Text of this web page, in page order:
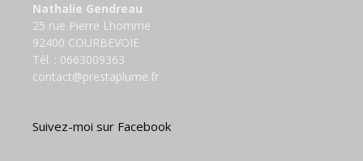
Nathalie Gendreau
25 rue Pierre Lhomme
92400 COURBEVOIE
Tél. : 0663009363
contact@prestaplume.fr
Suivez-moi sur Facebook